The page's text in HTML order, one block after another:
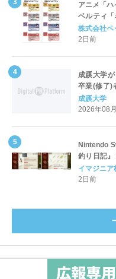
アニメ「
ベルティ
対応につい
株式会社ペ
2日前
成蹊大学
卒業(修了)
全国第1位
4.3pt）に
成蹊大学
2026年08
Nintendo
釣り日記
公開！
イマジニア
2日前